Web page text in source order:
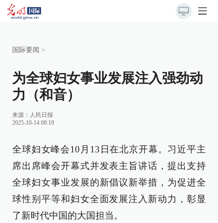
国际要闻 >
为全球妇女事业发展注入强劲动
力（和音）
来源： 人民日报
2025-10-14 08:19
全球妇女峰会10月13日在北京开幕。习近平主
席出席峰会开幕式并发表主旨讲话，提出支持
全球妇女事业发展的新倡议新举措，为促进全
球性别平等和妇女全面发展注入新动力，彰显
了新时代中国的大国担当。